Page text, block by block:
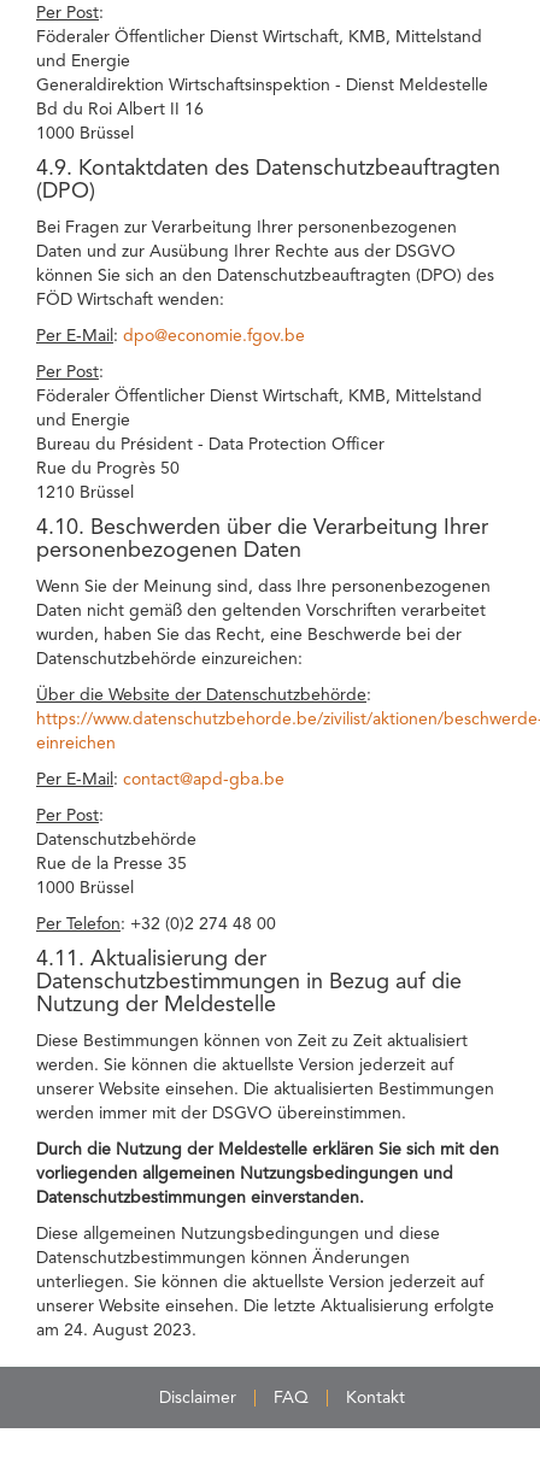
Per Post:
Föderaler Öffentlicher Dienst Wirtschaft, KMB, Mittelstand
und Energie
Generaldirektion Wirtschaftsinspektion - Dienst Meldestelle
Bd du Roi Albert II 16
1000 Brüssel
4.9. Kontaktdaten des Datenschutzbeauftragten
(DPO)
Bei Fragen zur Verarbeitung Ihrer personenbezogenen
Daten und zur Ausübung Ihrer Rechte aus der DSGVO
können Sie sich an den Datenschutzbeauftragten (DPO) des
FÖD Wirtschaft wenden:
Per E-Mail : dpo@economie.fgov.be
Per Post:
Föderaler Öffentlicher Dienst Wirtschaft, KMB, Mittelstand
und Energie
Bureau du Président - Data Protection Officer
Rue du Progrès 50
1210 Brüssel
4.10. Beschwerden über die Verarbeitung Ihrer
personenbezogenen Daten
Wenn Sie der Meinung sind, dass Ihre personenbezogenen
Daten nicht gemäß den geltenden Vorschriften verarbeitet
wurden, haben Sie das Recht, eine Beschwerde bei der
Datenschutzbehörde einzureichen:
Über die Website der Datenschutzbehörde:
https://www.datenschutzbehorde.be/zivilist/aktionen/
einreichen
Per E-Mail : contact@apd-gba.be
Per Post:
Datenschutzbehörde
Rue de la Presse 35
1000 Brüssel
Per Telefon: +32 (0)2 274 48 00
4.11. Aktualisierung der
Datenschutzbestimmungen in Bezug auf die
Nutzung der Meldestelle
Diese Bestimmungen können von Zeit zu Zeit aktualisiert
werden. Sie können die aktuellste Version jederzeit auf
unserer Website einsehen. Die aktualisierten Bestimmungen
werden immer mit der DSGVO übereinstimmen.
Durch die Nutzung der Meldestelle erklären Sie sich mit den
vorliegenden allgemeinen Nutzungsbedingungen und
Datenschutzbestimmungen einverstanden.
Diese allgemeinen Nutzungsbedingungen und diese
Datenschutzbestimmungen können Änderungen
unterliegen. Sie können die aktuellste Version jederzeit auf
unserer Website einsehen. Die letzte Aktualisierung erfolgte
am 24. August 2023.
Disclaimer FAQ Kontakt